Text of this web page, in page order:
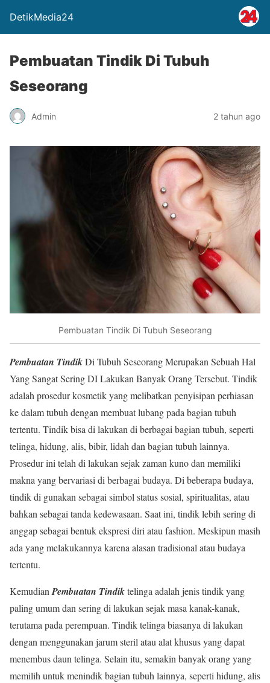
DetikMedia24
Pembuatan Tindik Di Tubuh
Seseorang
Admin 2 tahun ago
Pembuatan Tindik Di Tubuh Seseorang
Pembuatan TindikDi Tubuh Seseorang Merupakan Sebuah Hal
Yang Sangat Sering DI Lakukan Banyak Orang Tersebut. Tindik
adalah prosedur kosmetik yang melibatkan penyisipan perhiasan
ke dalam tubuh dengan membuat lubang pada bagian tubuh
tertentu. Tindik bisa di lakukan di berbagai bagian tubuh, seperti
telinga, hidung, alis, bibir, lidah dan bagian tubuh lainnya.
Prosedur ini telah di lakukan sejak zaman kuno dan memiliki
makna yang bervariasi di berbagai budaya. Di beberapa budaya,
tindik di gunakan sebagai simbol status sosial, spiritualitas, atau
bahkan sebagai tanda kedewasaan. Saat ini, tindik lebih sering di
anggap sebagai bentuk ekspresi diri atau fashion. Meskipun masih
ada yang melakukannya karena alasan tradisional atau budaya
tertentu.
Kemudian Pembuatan Tindiktelinga adalah jenis tindik yang
paling umum dan sering di lakukan sejak masa kanak-kanak,
terutama pada perempuan. Tindik telinga biasanya di lakukan
dengan menggunakan jarum steril atau alat khusus yang dapat
menembus daun telinga. Selain itu, semakin banyak orang yang
memilih untuk menindik bagian tubuh lainnya, seperti hidung, alis